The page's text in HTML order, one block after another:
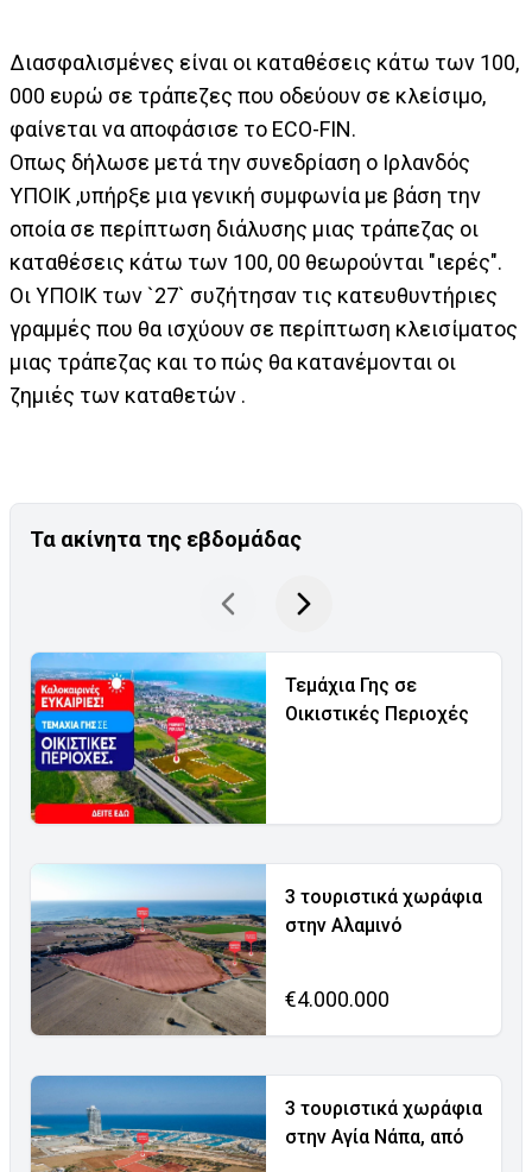
Διασφαλισμένες είναι οι καταθέσεις κάτω των 100,
000 ευρώ σε τράπεζες που οδεύουν σε κλείσιμο,
φαίνεται να αποφάσισε το ECO-FIN.
Οπως δήλωσε μετά την συνεδρίαση ο Ιρλανδός
ΥΠΟΙΚ ,υπήρξε μια γενική συμφωνία με βάση την
οποία σε περίπτωση διάλυσης μιας τράπεζας οι
καταθέσεις κάτω των 100, 00 θεωρούνται "ιερές".
Οι ΥΠΟΙΚ των `27` συζήτησαν τις κατευθυντήριες
γραμμές που θα ισχύουν σε περίπτωση κλεισίματος
μιας τράπεζας και το πώς θα κατανέμονται οι
ζημιές των καταθετών .
Τα ακίνητα της εβδομάδας
Τεμάχια Γης σε
Οικιστικές Περιοχές
3 τουριστικά χωράφια
στην Αλαμινό
€4.000.000
3 τουριστικά χωράφια
στην Αγία Νάπα, από